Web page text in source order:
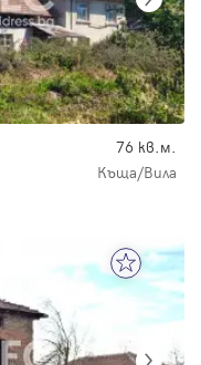
76 кв.м.
Къща/Вила